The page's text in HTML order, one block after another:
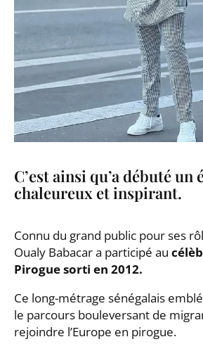
C’est ainsi qu’a débuté un
chaleureux et inspirant.
Connu du grand public pour ses
Oualy Babacar a participé au
Pirogue sorti en 2012.
Ce long-métrage sénégalais
le parcours bouleversant de
rejoindre l’Europe en pirogue.